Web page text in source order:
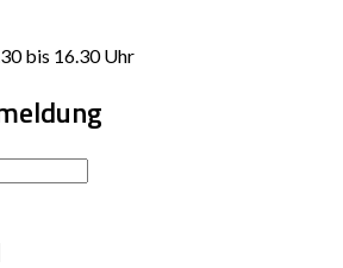
bis 16.30 Uhr